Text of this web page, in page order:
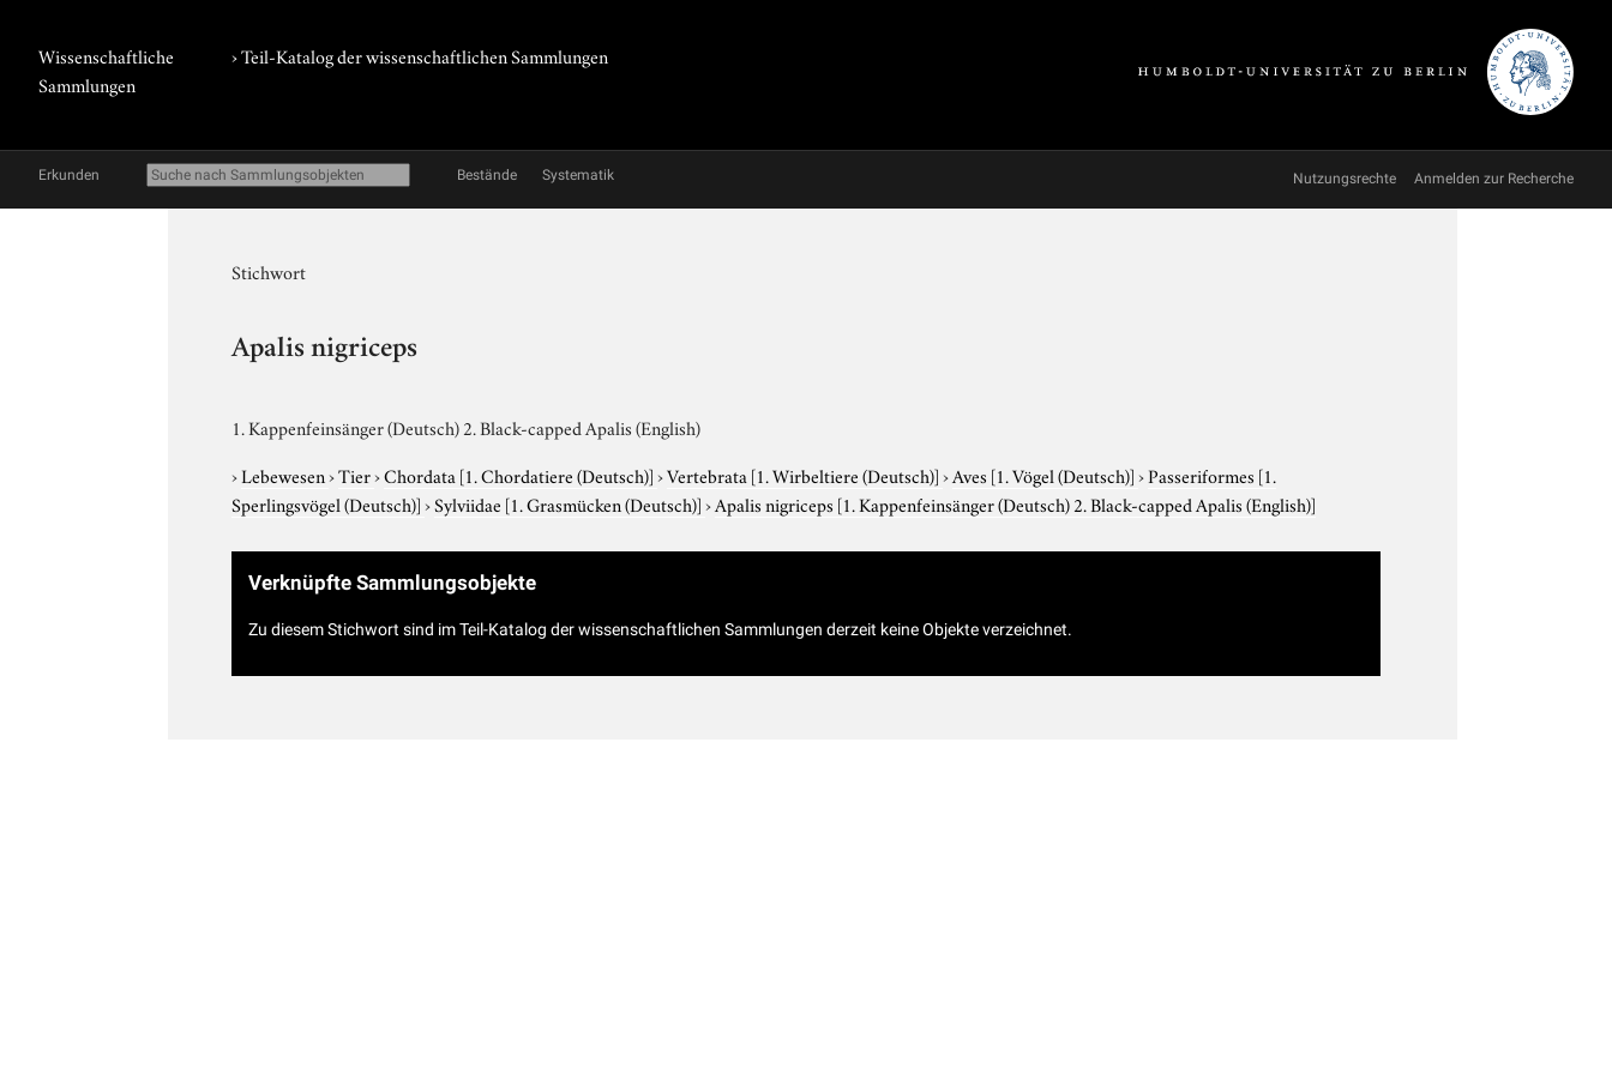
Wissenschaftliche
Sammlungen
› Teil-Katalog der wissenschaftlichen Sammlungen
Erkunden Bestände Systematik Nutzungsrechte Anmelden zur Recherche
Stichwort
Apalis nigriceps
1. Kappenfeinsänger (Deutsch) 2. Black-capped Apalis (English)
›Lebewesen›Tier›Chordata [1. Chordatiere (Deutsch)]›Vertebrata [1. Wirbeltiere (Deutsch)]›Aves [1. Vögel (Deutsch)]›Passeriformes [1.
Sperlingsvögel (Deutsch)]›Sylviidae [1. Grasmücken (Deutsch)]›Apalis nigriceps [1. Kappenfeinsänger (Deutsch) 2. Black-capped Apalis (English)]
Verknüpfte Sammlungsobjekte
Zu diesem Stichwort sind im Teil-Katalog der wissenschaftlichen Sammlungen derzeit keine Objekte verzeichnet.